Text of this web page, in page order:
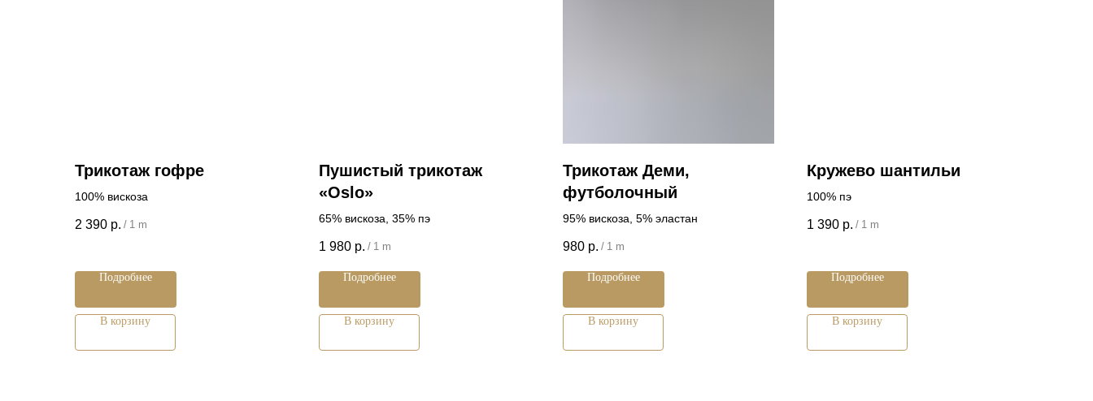
Трикотаж гофре
100% вискоза
2 390 р. / 1 m
Подробнее
В корзину
Пушистый трикотаж
«Oslo»
65% вискоза, 35% пэ
1 980 р. / 1 m
Подробнее
В корзину
Трикотаж Деми,
футболочный
95% вискоза, 5% эластан
980 р. / 1 m
Подробнее
В корзину
Кружево шантильи
100% пэ
1 390 р. / 1 m
Подробнее
В корзину